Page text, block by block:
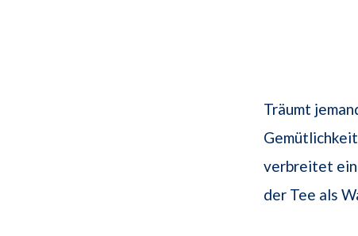
Träumt
verbreitet
der Tee als